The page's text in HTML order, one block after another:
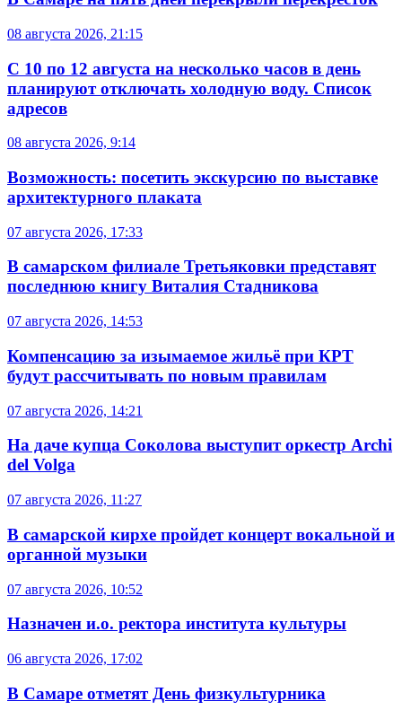
08 августа 2026, 21:15
С 10 по 12 августа на несколько часов в день
планируют отключать холодную воду. Список
адресов
08 августа 2026, 9:14
Возможность: посетить экскурсию по выставке
архитектурного плаката
07 августа 2026, 17:33
В самарском филиале Третьяковки представят
последнюю книгу Виталия Стадникова
07 августа 2026, 14:53
Компенсацию за изымаемое жильё при КРТ
будут рассчитывать по новым правилам
07 августа 2026, 14:21
На даче купца Соколова выступит оркестр Archi
del Volga
07 августа 2026, 11:27
В самарской кирхе пройдет концерт вокальной и
органной музыки
07 августа 2026, 10:52
Назначен и.о. ректора института культуры
06 августа 2026, 17:02
В Самаре отметят День физкультурника